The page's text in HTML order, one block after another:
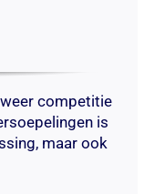
competitie
is
maar ook